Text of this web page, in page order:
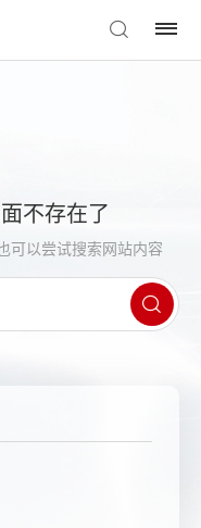
不存在了
可以尝试搜索网站内容